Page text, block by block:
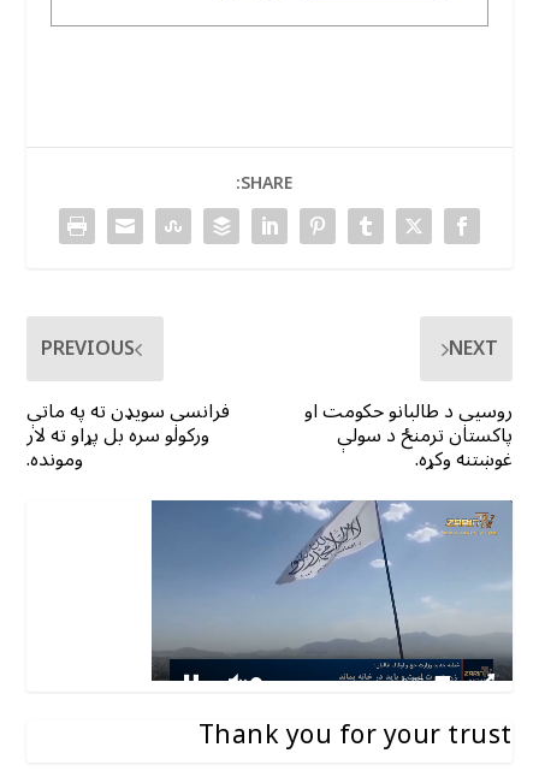
SHARE:
PREVIOUS
فرانسې سویډن ته په ماتې
ورکولو سره بل پړاو ته لار
ومونده.
NEXT
روسیې د طالبانو حکومت او
پاکستان ترمنځ د سولې
غوښتنه وکړه.
Thank you for your trust